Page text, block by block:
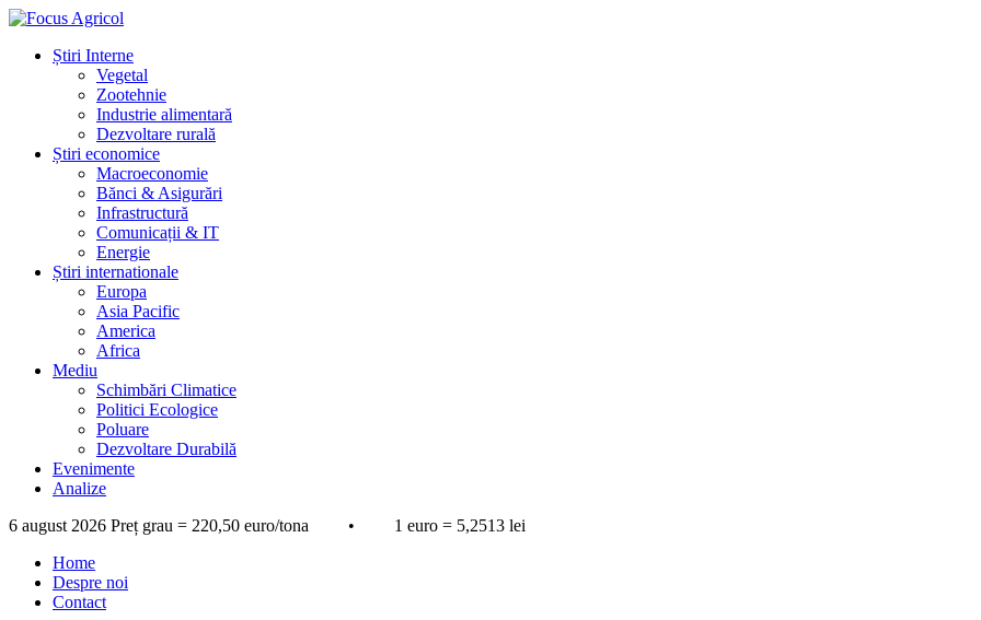
Știri Interne
Vegetal
Zootehnie
Industrie alimentară
Dezvoltare rurală
Știri economice
Macroeconomie
Bănci & Asigurări
Infrastructură
Comunicații & IT
Energie
Știri internationale
Europa
Asia Pacific
America
Africa
Mediu
Schimbări Climatice
Politici Ecologice
Poluare
Dezvoltare Durabilă
Evenimente
Analize
6 august 2026 Preț grau = 220,50 euro/tona • 1 euro = 5,2513 lei
Home
Despre noi
Contact